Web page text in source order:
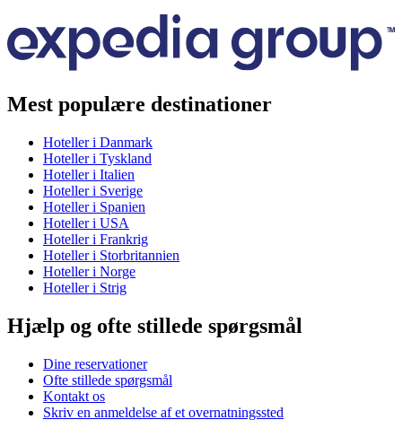
Mest populære destinationer
Hoteller i Danmark
Hoteller i Tyskland
Hoteller i Italien
Hoteller i Sverige
Hoteller i Spanien
Hoteller i USA
Hoteller i Frankrig
Hoteller i Storbritannien
Hoteller i Norge
Hoteller i Strig
Hjælp og ofte stillede spørgsmål
Dine reservationer
Ofte stillede spørgsmål
Kontakt os
Skriv en anmeldelse af et overnatningssted